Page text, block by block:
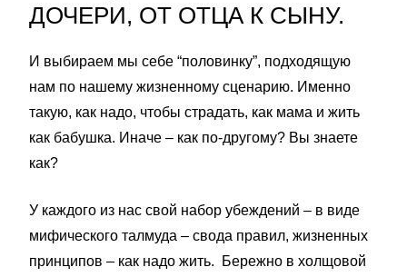
ДОЧЕРИ, ОТ ОТЦА К СЫНУ.
И выбираем мы себе “половинку”, подходящую
нам по нашему жизненному сценарию. Именно
такую, как надо, чтобы страдать, как мама и жить
как бабушка. Иначе – как по-другому? Вы знаете
как?
У каждого из нас свой набор убеждений – в виде
мифического талмуда – свода правил, жизненных
принципов – как надо жить. Бережно в холщовой